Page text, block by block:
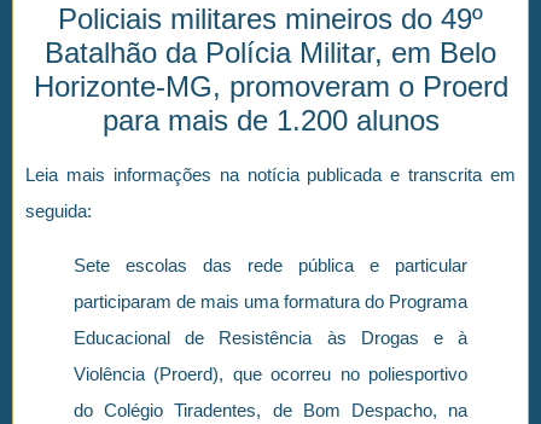
Policiais militares mineiros do 49º
Batalhão da Polícia Militar, em Belo
Horizonte-MG, promoveram o Proerd
para mais de 1.200 alunos
Leia mais informações na notícia publicada e transcrita em
seguida:
Sete escolas das rede pública e particular
participaram de mais uma formatura do Programa
Educacional de Resistência às Drogas e à
Violência (Proerd), que ocorreu no poliesportivo
do Colégio Tiradentes, de Bom Despacho, na